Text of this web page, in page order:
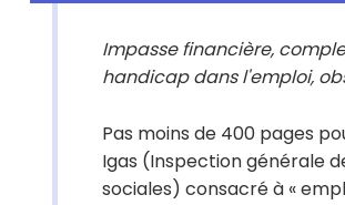
Impasse financière,
handicap dans l'emploi,
Pas moins de 400 pages
Igas (Inspection générale
sociales) consacré à «